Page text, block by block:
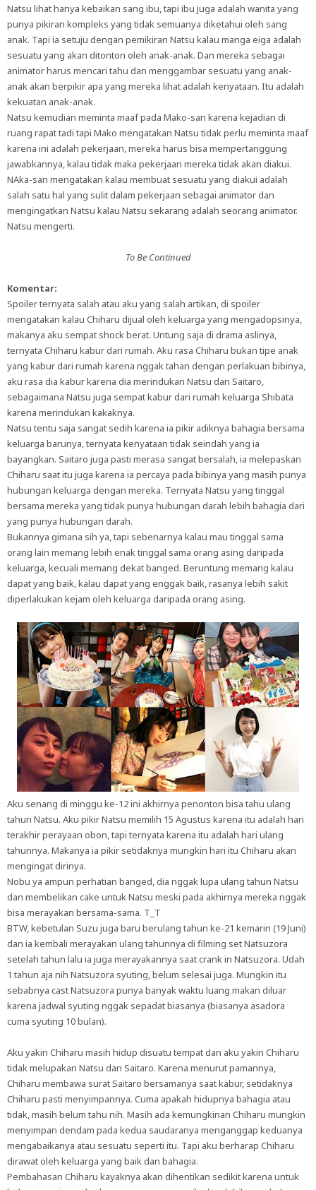
Natsu lihat hanya kebaikan sang ibu, tapi ibu juga adalah wanita yang
punya pikiran kompleks yang tidak semuanya diketahui oleh sang
anak. Tapi ia setuju dengan pemikiran Natsu kalau manga eiga adalah
sesuatu yang akan ditonton oleh anak-anak. Dan mereka sebagai
animator harus mencari tahu dan menggambar sesuatu yang anak-
anak akan berpikir apa yang mereka lihat adalah kenyataan. Itu adalah
kekuatan anak-anak.
Natsu kemudian meminta maaf pada Mako-san karena kejadian di
ruang rapat tadi tapi Mako mengatakan Natsu tidak perlu meminta maaf
karena ini adalah pekerjaan, mereka harus bisa mempertanggung
jawabkannya, kalau tidak maka pekerjaan mereka tidak akan diakui.
NAka-san mengatakan kalau membuat sesuatu yang diakui adalah
salah satu hal yang sulit dalam pekerjaan sebagai animator dan
mengingatkan Natsu kalau Natsu sekarang adalah seorang animator.
Natsu mengerti.
To Be Continued
Komentar:
Spoiler ternyata salah atau aku yang salah artikan, di spoiler
mengatakan kalau Chiharu dijual oleh keluarga yang mengadopsinya,
makanya aku sempat shock berat. Untung saja di drama aslinya,
ternyata Chiharu kabur dari rumah. Aku rasa Chiharu bukan tipe anak
yang kabur dari rumah karena nggak tahan dengan perlakuan bibinya,
aku rasa dia kabur karena dia merindukan Natsu dan Saitaro,
sebagaimana Natsu juga sempat kabur dari rumah keluarga Shibata
karena merindukan kakaknya.
Natsu tentu saja sangat sedih karena ia pikir adiknya bahagia bersama
keluarga barunya, ternyata kenyataan tidak seindah yang ia
bayangkan. Saitaro juga pasti merasa sangat bersalah, ia melepaskan
Chiharu saat itu juga karena ia percaya pada bibinya yang masih punya
hubungan keluarga dengan mereka. Ternyata Natsu yang tinggal
bersama mereka yang tidak punya hubungan darah lebih bahagia dari
yang punya hubungan darah.
Bukannya gimana sih ya, tapi sebenarnya kalau mau tinggal sama
orang lain memang lebih enak tinggal sama orang asing daripada
keluarga, kecuali memang dekat banged. Beruntung memang kalau
dapat yang baik, kalau dapat yang enggak baik, rasanya lebih sakit
diperlakukan kejam oleh keluarga daripada orang asing.
Aku senang di minggu ke-12 ini akhirnya penonton bisa tahu ulang
tahun Natsu. Aku pikir Natsu memilih 15 Agustus karena itu adalah hari
terakhir perayaan obon, tapi ternyata karena itu adalah hari ulang
tahunnya. Makanya ia pikir setidaknya mungkin hari itu Chiharu akan
mengingat dirinya.
Nobu ya ampun perhatian banged, dia nggak lupa ulang tahun Natsu
dan membelikan cake untuk Natsu meski pada akhirnya mereka nggak
bisa merayakan bersama-sama. T_T
BTW, kebetulan Suzu juga baru berulang tahun ke-21 kemarin (19 Juni)
dan ia kembali merayakan ulang tahunnya di filming set Natsuzora
setelah tahun lalu ia juga merayakannya saat crank in Natsuzora. Udah
1 tahun aja nih Natsuzora syuting, belum selesai juga. Mungkin itu
sebabnya cast Natsuzora punya banyak waktu luang makan diluar
karena jadwal syuting nggak sepadat biasanya (biasanya asadora
cuma syuting 10 bulan).
Aku yakin Chiharu masih hidup disuatu tempat dan aku yakin Chiharu
tidak melupakan Natsu dan Saitaro. Karena menurut pamannya,
Chiharu membawa surat Saitaro bersamanya saat kabur, setidaknya
Chiharu pasti menyimpannya. Cuma apakah hidupnya bahagia atau
tidak, masih belum tahu nih. Masih ada kemungkinan Chiharu mungkin
menyimpan dendam pada kedua saudaranya menganggap keduanya
mengabaikanya atau sesuatu seperti itu. Tapi aku berharap Chiharu
dirawat oleh keluarga yang baik dan bahagia.
Pembahasan Chiharu kayaknya akan dihentikan sedikit karena untuk